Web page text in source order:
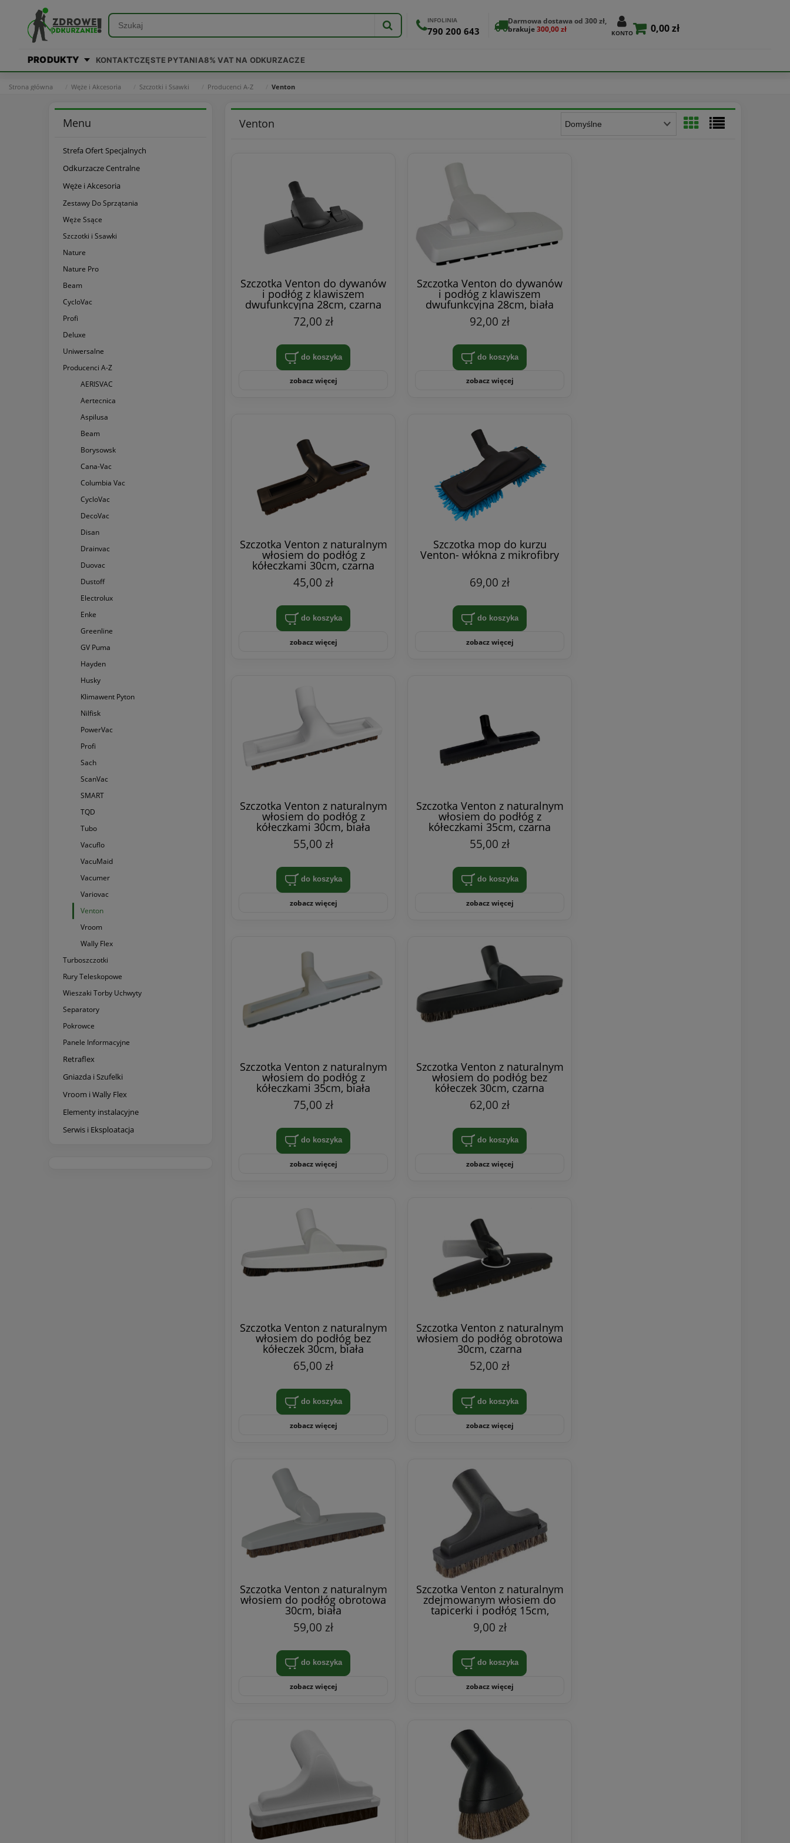
INFOLINIA
790 200 643
Darmowa dostawa od 300 zł,
brakuje300,00 zł KONTO 0,00 zł
PRODUKTY KONTAKTCZĘSTE PYTANIA8% VAT NA ODKURZACZE
Strona główna Węże i Akcesoria Szczotki i Ssawki Producenci A-Z Venton
Menu
Strefa Ofert Specjalnych
Odkurzacze Centralne
Węże i Akcesoria
Zestawy Do Sprzątania
Węże Ssące
Szczotki i Ssawki
Nature
Nature Pro
Beam
CycloVac
Profi
Deluxe
Uniwersalne
Producenci A-Z
AERISVAC
Aertecnica
Aspilusa
Beam
Borysowsk
Cana-Vac
Columbia Vac
CycloVac
DecoVac
Disan
Drainvac
Duovac
Dustoff
Electrolux
Enke
Greenline
GV Puma
Hayden
Husky
Klimawent Pyton
Nilfisk
PowerVac
Profi
Sach
ScanVac
SMART
TQD
Tubo
Vacuflo
VacuMaid
Vacumer
Variovac
Venton
Vroom
Wally Flex
Turboszczotki
Rury Teleskopowe
Wieszaki Torby Uchwyty
Separatory
Pokrowce
Panele Informacyjne
Retraflex
Gniazda i Szufelki
Vroom i Wally Flex
Elementy instalacyjne
Serwis i Eksploatacja
Venton
Szczotka Venton do dywanów
i podłóg z klawiszem
dwufunkcyjna 28cm, czarna
72,00 zł
do koszyka
zobacz więcej
Szczotka Venton do dywanów
i podłóg z klawiszem
dwufunkcyjna 28cm, biała
92,00 zł
do koszyka
zobacz więcej
Szczotka Venton z naturalnym
włosiem do podłóg z
kółeczkami 30cm, czarna
45,00 zł
do koszyka
zobacz więcej
Szczotka mop do kurzu
Venton- włókna z mikrofibry
69,00 zł
do koszyka
zobacz więcej
Szczotka Venton z naturalnym
włosiem do podłóg z
kółeczkami 30cm, biała
55,00 zł
do koszyka
zobacz więcej
Szczotka Venton z naturalnym
włosiem do podłóg z
kółeczkami 35cm, czarna
55,00 zł
do koszyka
zobacz więcej
Szczotka Venton z naturalnym
włosiem do podłóg z
kółeczkami 35cm, biała
75,00 zł
do koszyka
zobacz więcej
Szczotka Venton z naturalnym
włosiem do podłóg bez
kółeczek 30cm, czarna
62,00 zł
do koszyka
zobacz więcej
Szczotka Venton z naturalnym
włosiem do podłóg bez
kółeczek 30cm, biała
65,00 zł
do koszyka
zobacz więcej
Szczotka Venton z naturalnym
włosiem do podłóg obrotowa
30cm, czarna
52,00 zł
do koszyka
zobacz więcej
Szczotka Venton z naturalnym
włosiem do podłóg obrotowa
30cm, biała
59,00 zł
do koszyka
zobacz więcej
Szczotka Venton z naturalnym
zdejmowanym włosiem do
tapicerki i podłóg 15cm,
czarna
9,00 zł
do koszyka
zobacz więcej